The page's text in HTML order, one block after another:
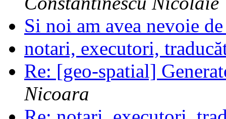
Si noi am avea nevoie
notari, executori,
Re: [geo-spatial]
Nicoara